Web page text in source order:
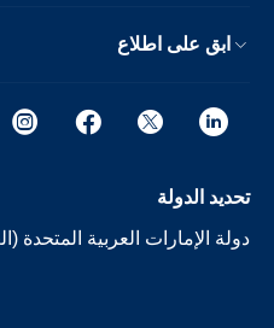
ابق على اطلاع
تحديد الدولة
دولة الإمارات العربية المتحدة